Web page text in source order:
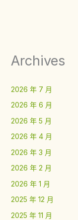
Archives
2026 年 7 月
2026 年 6 月
2026 年 5 月
2026 年 4 月
2026 年 3 月
2026 年 2 月
2026 年 1 月
2025 年 12 月
2025 年 11 月